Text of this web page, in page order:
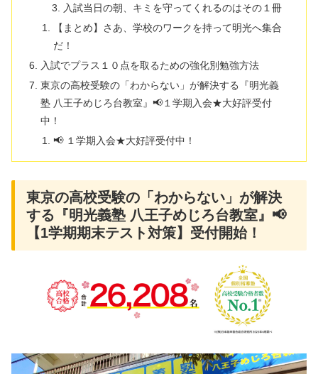
入試当日の朝、キミを守ってくれるのはその１冊
【まとめ】さあ、学校のワークを持って明光へ集合
だ！
入試でプラス１０点を取るための強化別勉強方法
東京の高校受験の「わからない」が解決する『明光義
塾 八王子めじろ台教室』📢１学期入会★大好評受付
中！
📢 １学期入会★大好評受付中！
東京の高校受験の「わからない」が解決
する『明光義塾 八王子めじろ台教室』📢
【1学期期末テスト対策】受付開始！